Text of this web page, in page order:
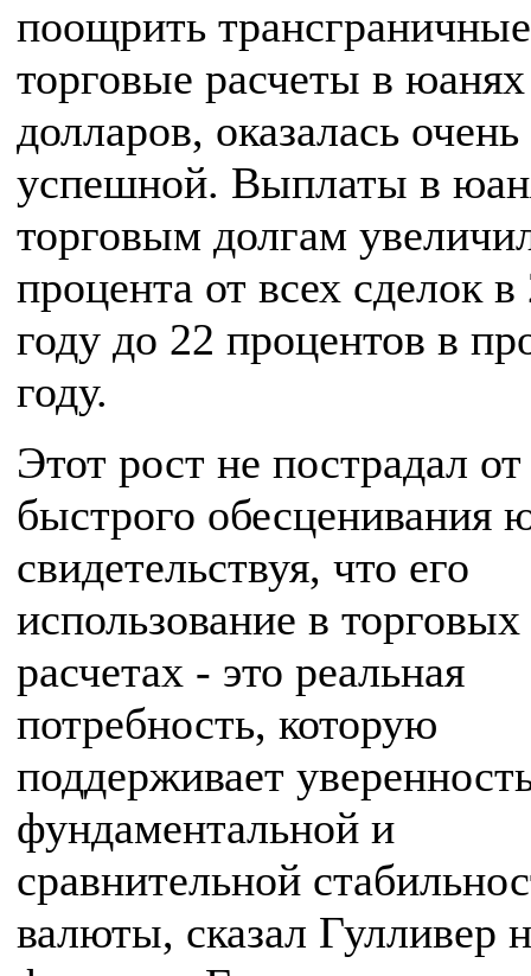
поощрить трансграничные
торговые расчеты в
долларов, оказалась очень
успешной. Выплаты в
торговым долгам
процента от всех сделок в
году до 22 процентов в
году.
Этот рост не пострадал от
быстрого обесценивания
свидетельствуя, что его
использование в торговых
расчетах - это реальная
потребность, которую
поддерживает
фундаментальной и
сравнительной
валюты, сказал Гулливер